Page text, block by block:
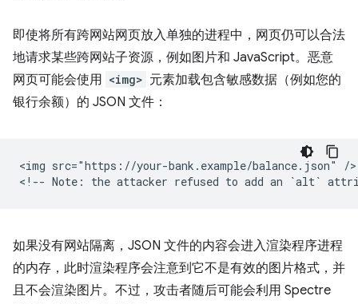
即使将所有跨网站网页放入单独的进程中，网页仍可以合法
地请求某些跨网站子资源，例如图片和 JavaScript。恶意
网页可能会使用 <img> 元素加载包含敏感数据（例如您的
银行余额）的 JSON 文件：
<img src="https://your-bank.example/balance.json" />
如果没有网站隔离，JSON 文件的内容会进入渲染程序进程
的内存，此时渲染程序会注意到它不是有效的图片格式，并
且不会渲染图片。不过，攻击者随后可能会利用 Spectre